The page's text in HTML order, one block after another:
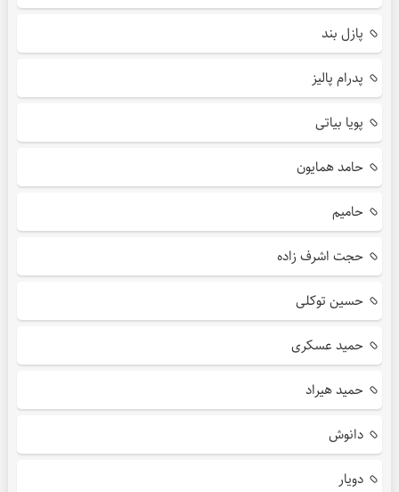
پازل بند
پدرام پالیز
پویا بیاتی
حامد همایون
حامیم
حجت اشرف زاده
حسین توکلی
حمید عسکری
حمید هیراد
دانوش
دویار